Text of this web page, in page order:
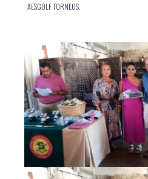
AESGOLF TORNEOS.